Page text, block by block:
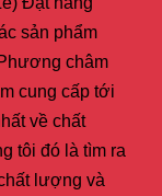
sản phẩm
châm
cung cấp tới
về chất
tôi đó là tìm ra
lượng và